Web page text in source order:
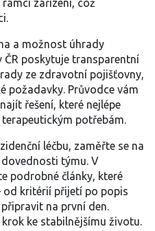
zařízení, což
a možnost úhrady
ČR poskytuje transparentní
ze zdravotní pojišťovny,
požadavky. Průvodce vám
řešení, které nejlépe
potřebám.
léčbu, zaměřte se na
týmu. V
podrobné články, které
kritérií přijetí po popis
na první den.
ke stabilnějšímu životu.